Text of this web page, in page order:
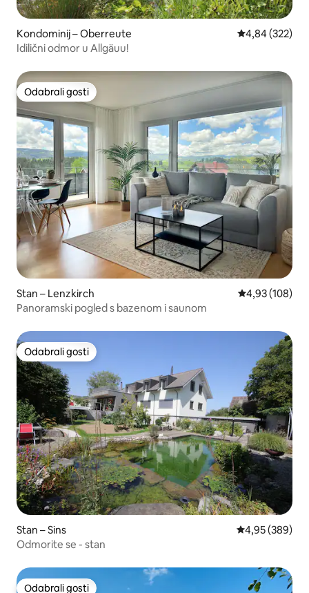
Kondominij – Oberreute Prosječna
4,84 (322)
Idilični odmor u Allgäuu!
Odabrali gosti
Odabrali gosti
Stan – Lenzkirch Prosječna
4,93 (108)
Panoramski pogled s bazenom i saunom
Odabrali gosti
Odabrali gosti
Stan – Sins Prosječna
4,95 (389)
Odmorite se - stan
Odabrali gosti